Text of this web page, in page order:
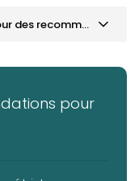
Déconfinement progressif : Mise à jour des recommandations pour les cabinets
pour